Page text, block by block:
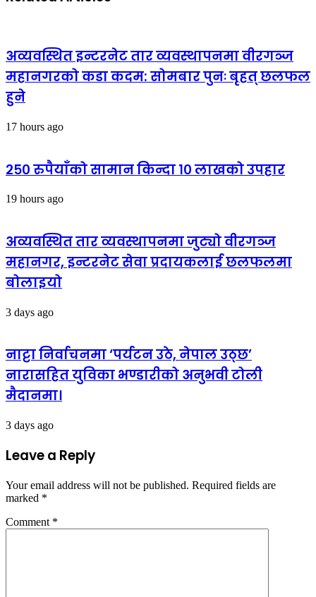
अव्यवस्थित इन्टरनेट तार व्यवस्थापनमा वीरगञ्ज
महानगरको कडा कदम: सोमबार पुनः बृहत् छलफल
हुने
17 hours ago
२५० रुपैयाँको सामान किन्दा १० लाखको उपहार
19 hours ago
अव्यवस्थित तार व्यवस्थापनमा जुट्यो वीरगञ्ज
महानगर, इन्टरनेट सेवा प्रदायकलाई छलफलमा
बोलाइयो
3 days ago
नाट्टा निर्वाचनमा ‘पर्यटन उठे, नेपाल उठ्छ’
नारासहित युविका भण्डारीको अनुभवी टोली
मैदानमा।
3 days ago
Leave a Reply
Your email address will not be published. Required fields are
marked *
Comment *